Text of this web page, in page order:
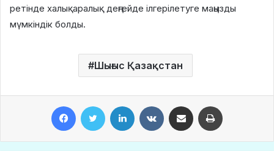
ретінде халықаралық деңгейде ілгерілетуге маңызды
мүмкіндік болды.
Шығыс Қазақстан